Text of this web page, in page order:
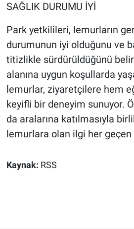
SAĞLIK DURUMU İYİ
Park yetkilileri, lemurların
durumunun iyi olduğunu ve
titizlikle sürdürüldüğünü
alanına uygun koşullarda
lemurlar, ziyaretçilere hem
keyifli bir deneyim sunuyor.
da aralarına katılmasıyla
lemurlara olan ilgi her geçen
Kaynak: RSS